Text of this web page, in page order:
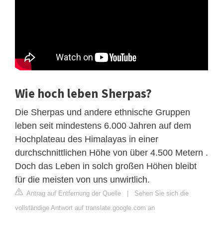
Wie hoch leben Sherpas?
Die Sherpas und andere ethnische Gruppen
leben seit mindestens 6.000 Jahren auf dem
Hochplateau des Himalayas in einer
durchschnittlichen Höhe von über 4.500 Metern .
Doch das Leben in solch großen Höhen bleibt
für die meisten von uns unwirtlich.
Antrag auf Entfernung der Quelle | Sehen Sie sich die
vollständige Antwort auf translate.google.com an